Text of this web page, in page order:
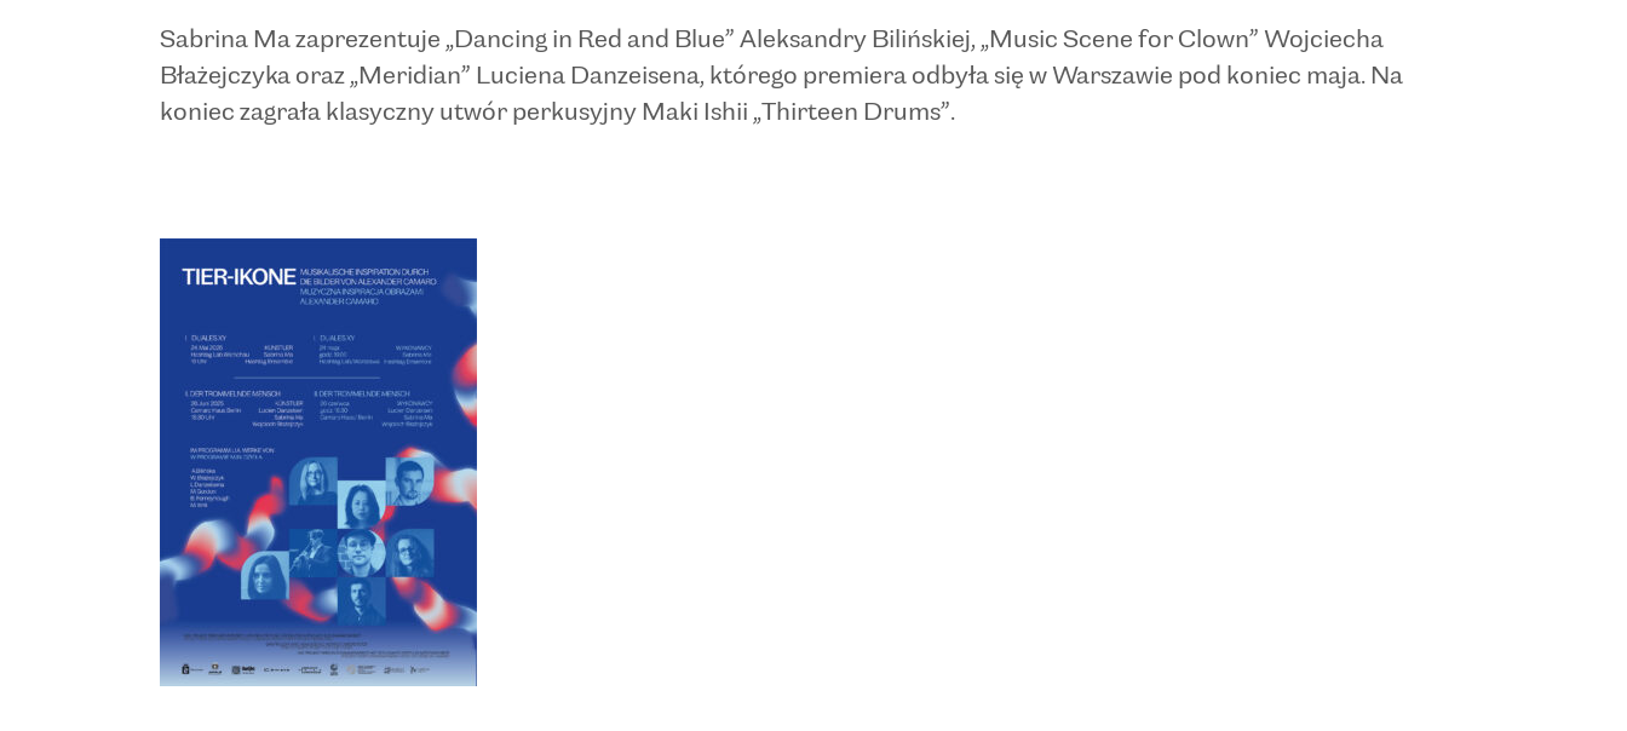
Sabrina Ma zaprezentuje „Dancing in Red and Blue” Aleksandry Bilińskiej, „Music Scene for Clown” Wojciecha
Błażejczyka oraz „Meridian” Luciena Danzeisena, którego premiera odbyła się w Warszawie pod koniec maja. Na
koniec zagrała klasyczny utwór perkusyjny Maki Ishii „Thirteen Drums”.